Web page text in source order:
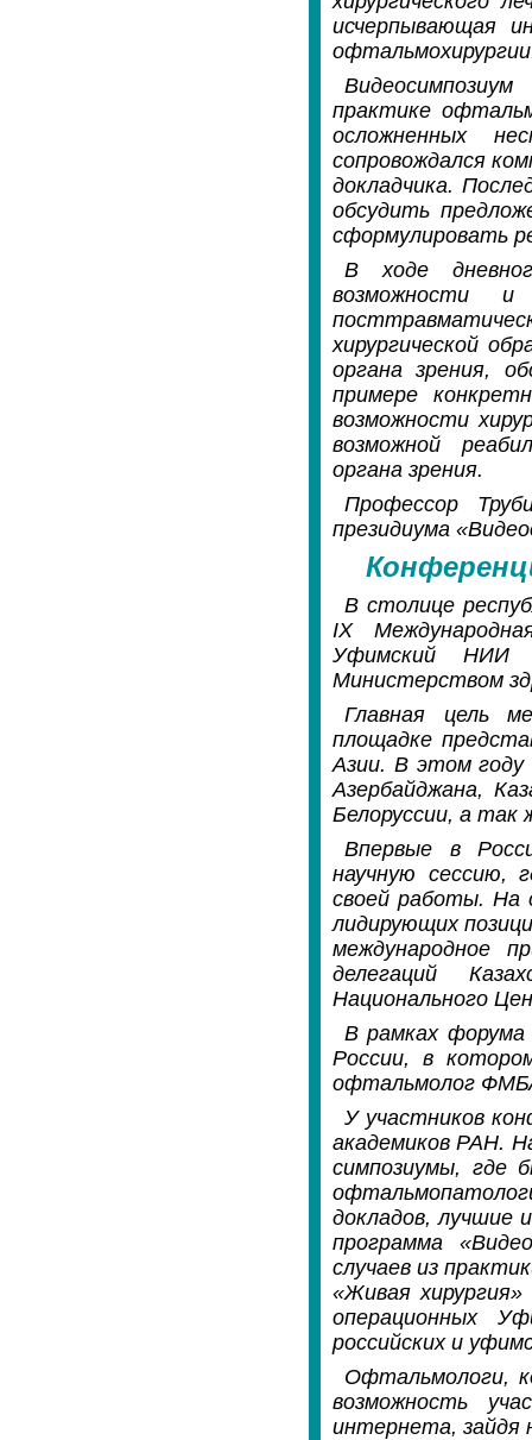
исчерпывающая
практике
осложненных
сопровождался
докладчика.
обсудить
сформулировать
В ходе
возможности и
хирургической
органа зрения,
примере
возможности
возможной
органа зрения.
Профессор
президиума
В столице
IX
Уфимский НИИ
Министерством
Главная цель
площадке
Азии. В этом году
Азербайджана,
Белоруссии, а так
Впервые в
научную сессию,
своей работы. На
лидирующих
международное
делегаций
Национального
В рамках
России, в
офтальмолог
У участников
академиков РАН.
симпозиумы, где
докладов, лучшие
программа
случаев из
«Живая
операционных
российских и
Офтальмологи,
возможность
интернета, зайдя